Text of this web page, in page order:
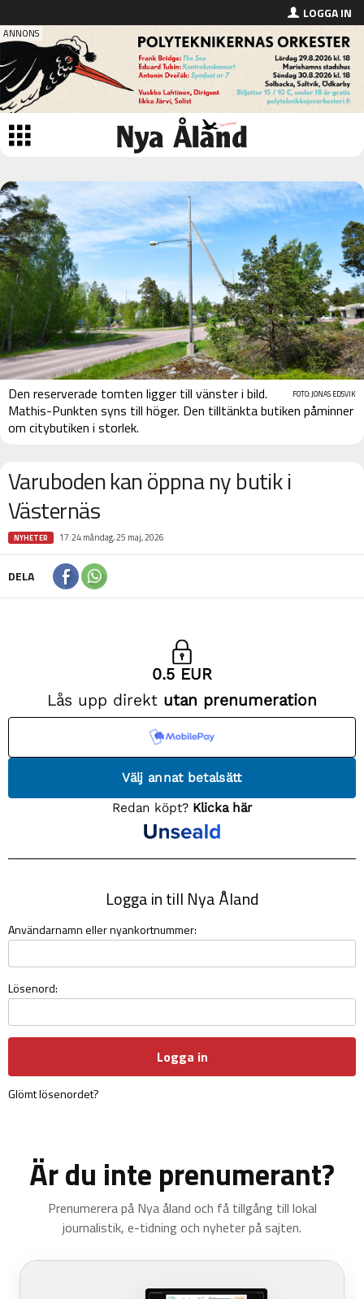
LOGGA IN
FOTO: JONAS EDSVIK
Den reserverade tomten ligger till vänster i bild.
Mathis-Punkten syns till höger. Den tilltänkta butiken påminner
om citybutiken i storlek.
Varuboden kan öppna ny butik i
Västernäs
NYHETER 17:24 måndag, 25 maj, 2026
DELA